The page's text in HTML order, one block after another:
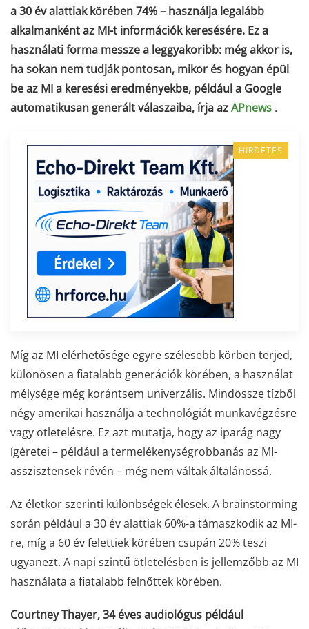
a 30 év alattiak körében 74% – használja legalább
alkalmanként az MI-t információk keresésére. Ez a
használati forma messze a leggyakoribb: még akkor is,
ha sokan nem tudják pontosan, mikor és hogyan épül
be az MI a keresési eredményekbe, például a Google
automatikusan generált válaszaiba, írja azAPnews .
HIRDETÉS
Míg az MI elérhetősége egyre szélesebb körben terjed,
különösen a fiatalabb generációk körében, a használat
mélysége még korántsem univerzális. Mindössze tízből
négy amerikai használja a technológiát munkavégzésre
vagy ötletelésre. Ez azt mutatja, hogy az iparág nagy
ígéretei – például a termelékenységrobbanás az MI-
asszisztensek révén – még nem váltak általánossá.
Az életkor szerinti különbségek élesek. A brainstorming
során például a 30 év alattiak 60%-a támaszkodik az MI-
re, míg a 60 év felettiek körében csupán 20% teszi
ugyanezt. A napi szintű ötletelésben is jellemzőbb az MI
használata a fiatalabb felnőttek körében.
Courtney Thayer, 34 éves audiológus például